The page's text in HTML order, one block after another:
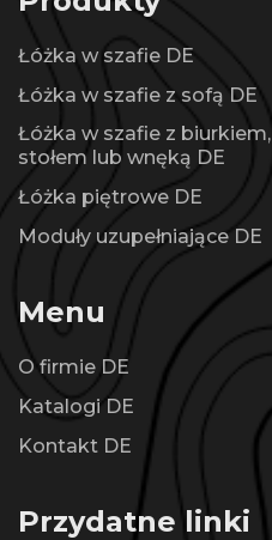
Łóżka w szafie DE
Łóżka w szafie z sofą DE
Łóżka w szafie z biurkiem,
stołem lub wnęką DE
Łóżka piętrowe DE
Moduły uzupełniające DE
Menu
O firmie DE
Katalogi DE
Kontakt DE
Przydatne linki